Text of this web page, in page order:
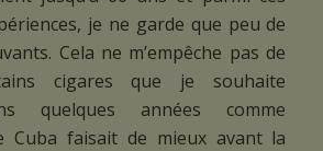
je ne garde que peu de
Cela ne m’empêche pas de
cigares que je souhaite
quelques années comme
Cuba faisait de mieux avant la